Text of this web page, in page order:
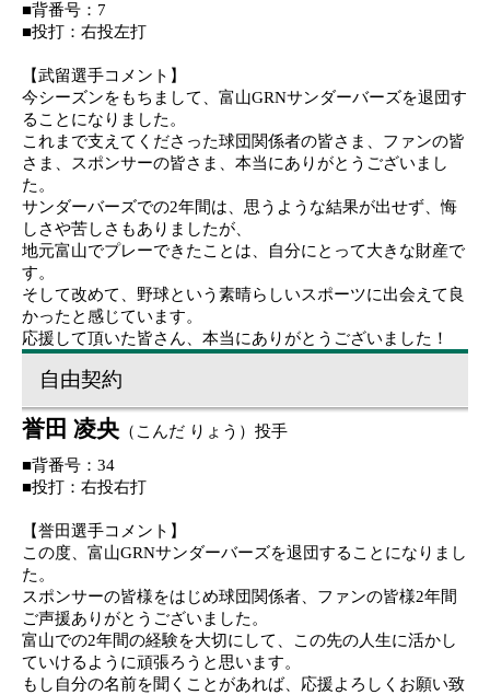
■背番号 ： 7
■投打： 右投左打
【武留選手コメント 】
今シーズンをもちまして、富山GRNサンダーバーズを退団す
ることになりました 。
これまで支えてくださった球団関係者の皆さま、ファンの皆
さま、スポンサーの皆さま、本当にありがとうございまし
た 。
サンダーバーズでの2年間は、思うような結果が出せず、悔
しさや苦しさもありましたが
地元富山でプレーできたことは、自分にとって大きな財産で
す。
そして改めて、野球という素晴らしいスポーツに出会えて良
かったと感じています。
応援して頂いた皆さん 、本当にありがとうございました！
自由契約
誉田 凌央 （ こんだ りょう ） 投手
■背番号 ： 34
■投打：右投右打
【誉田選手コメント 】
この度、富山GRNサンダーバーズを退団することになりまし
た 。
スポンサーの皆様をはじめ球団関係者、ファンの皆様2年間
ご声援ありがとうございました 。
富山での2年間の経験を大切にして、この先の人生に活かし
ていけるように頑張ろうと思います。
もし 自分の名前を聞くことがあれば、応援よろしくお願い致